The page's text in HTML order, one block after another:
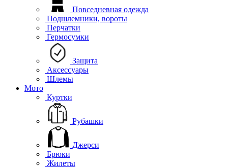
Повседневная одежда
Подшлемники, вороты
Перчатки
Гермосумки
Защита
Аксессуары
Шлемы
Мото
Куртки
Рубашки
Джерси
Брюки
Жилеты